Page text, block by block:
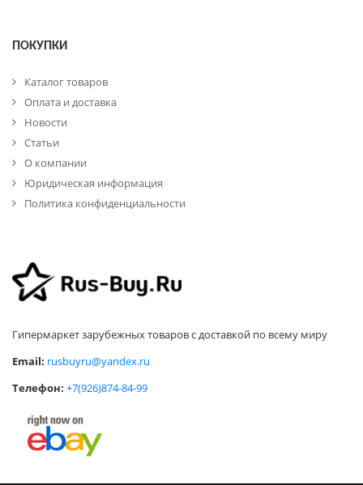
ПОКУПКИ
Каталог товаров
Оплата и доставка
Новости
Статьи
О компании
Юридическая информация
Политика конфиденциальности
Гипермаркет зарубежных товаров с доставкой по всему миру
Email: rusbuyru@yandex.ru
Телефон: +7(926)874-84-99